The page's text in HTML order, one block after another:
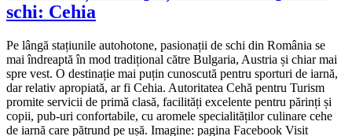
schi: Cehia
Pe lângă stațiunile autohotone, pasionații de schi din România se
mai îndreaptă în mod tradițional către Bulgaria, Austria și chiar mai
spre vest. O destinație mai puțin cunoscută pentru sporturi de iarnă,
dar relativ apropiată, ar fi Cehia. Autoritatea Cehă pentru Turism
promite servicii de primă clasă, facilități excelente pentru părinți și
copii, pub-uri confortabile, cu aromele specialităților culinare cehe
de iarnă care pătrund pe ușă. Imagine: pagina Facebook Visit